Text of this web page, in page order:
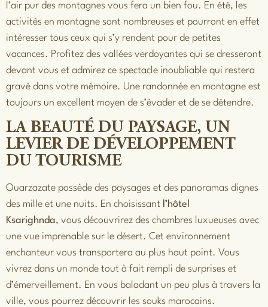
l’air pur des montagnes vous fera un bien fou. En été, les
activités en montagne sont nombreuses et pourront en effet
intéresser tous ceux qui s’y rendent pour de petites
vacances. Profitez des vallées verdoyantes qui se dresseront
devant vous et admirez ce spectacle inoubliable qui restera
gravé dans votre mémoire. Une randonnée en montagne est
toujours un excellent moyen de s’évader et de se détendre.
LA BEAUTÉ DU PAYSAGE, UN
LEVIER DE DÉVELOPPEMENT
DU TOURISME
Ouarzazate possède des paysages et des panoramas dignes
des mille et une nuits. En choisissant l’hôtel
Ksarighnda, vous découvrirez des chambres luxueuses avec
une vue imprenable sur le désert. Cet environnement
enchanteur vous transportera au plus haut point. Vous
vivrez dans un monde tout à fait rempli de surprises et
d’émerveillement. En vous baladant un peu plus à travers la
ville, vous pourrez découvrir les souks marocains.